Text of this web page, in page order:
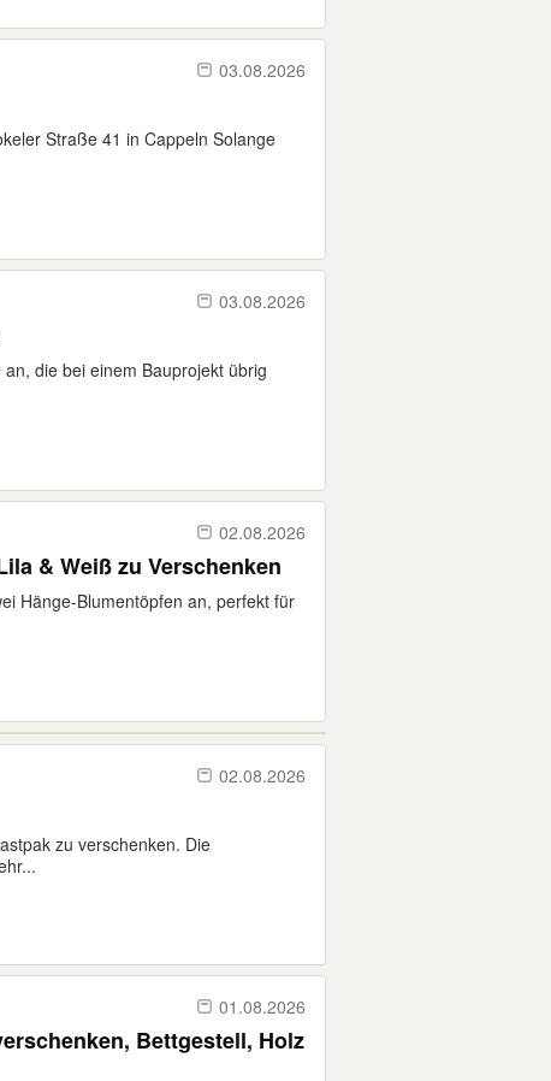
03.08.2026
Straße 41 in Cappeln Solange
03.08.2026
die bei einem Bauprojekt übrig
02.08.2026
& Weiß zu Verschenken
Hänge-Blumentöpfen an, perfekt für
02.08.2026
zu verschenken. Die
01.08.2026
Bettgestell, Holz